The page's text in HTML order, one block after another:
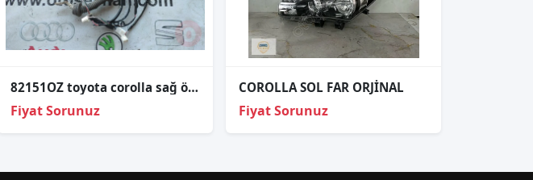
82151OZ toyota corolla sağ ön kapı tesisatı
Fiyat Sorunuz
COROLLA SOL FAR ORJİNAL
Fiyat Sorunuz